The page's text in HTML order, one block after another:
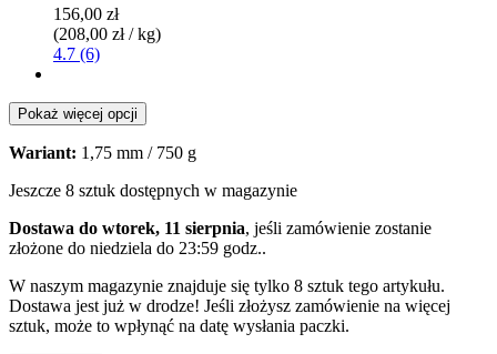
156,00 zł
(208,00 zł / kg)
4.7 (6)
Pokaż więcej opcji
Wariant: 1,75 mm / 750 g
Jeszcze 8 sztuk dostępnych w magazynie
Dostawa do wtorek, 11 sierpnia, jeśli zamówienie zostanie
złożone do niedziela do 23:59 godz..
W naszym magazynie znajduje się tylko 8 sztuk tego artykułu.
Dostawa jest już w drodze! Jeśli złożysz zamówienie na więcej
sztuk, może to wpłynąć na datę wysłania paczki.